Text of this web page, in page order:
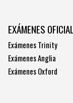
EXÁMENES
Exámenes Trinity
Exámenes Anglia
Exámenes Oxford